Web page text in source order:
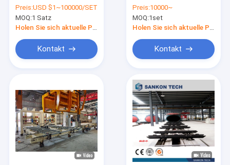
Autoklavabschnitt
Preis:USD $1~100000/SET
MOQ:1 Satz
Kontakt
Produktionsanlage
herstellt
Preis:10000~
MOQ:1set
Kontakt